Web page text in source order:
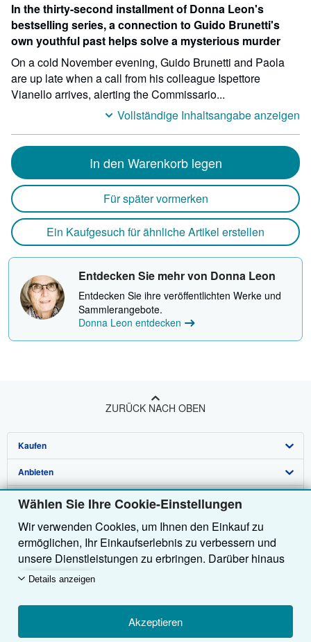
Wählen Sie Ihre Cookie-Einstellungen
Wir verwenden Cookies, um Ihnen den Einkauf zu
ermöglichen, Ihr Einkaufserlebnis zu verbessern und
unsere Dienstleistungen zu erbringen. Darüber hinaus
verwenden wir Cookies, um nachzuvollziehen, wie
Erfassung von Website-Besuchen), sodass wir
Optimierungen vornehmen können. Sofern Sie
zustimmen, setzen wir auch Cookies von Drittanbietern
Details anzeigen
Akzeptieren
In the thirty-second installment of Donna Leon's
bestselling series, a connection to Guido Brunetti's
own youthful past helps solve a mysterious murder
On a cold November evening, Guido Brunetti and Paola
are up late when a call from his colleague Ispettore
Vianello arrives, alerting the Commissario...
Vollständige Inhaltsangabe anzeigen
In den Warenkorb legen
Für später vormerken
Ein Kaufgesuch für ähnliche Artikel erstellen
Entdecken Sie mehr von Donna Leon
Entdecken Sie ihre veröffentlichten Werke und
Sammlerangebote.
Donna Leon entdecken
ZURÜCK NACH OBEN
Kaufen
Detailsuche
Sammlungen
Nutzerkonto
Meine Bestellungen
Warenkorb
Anbieten
Verkäufer werden
Partnerprogramm
Empfehlen Sie einen Verkäufer
Über uns
Über uns / Impressum
Presse
Karriere
Datenschutzerklärung
Hilfe
Hilfebereich
Kundenservice
Weitere AbeBooks Unternehmen
AbeBooks.com
AbeBooks.co.uk
AbeBooks folgen